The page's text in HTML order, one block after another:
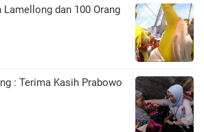
dan 100 Orang
: Terima Kasih Prabowo